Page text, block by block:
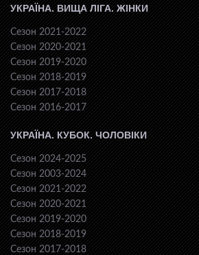
УКРАЇНА. ВИЩА ЛІГА. ЖІНКИ
Сезон 2021-2022
Сезон 2020-2021
Сезон 2019-2020
Сезон 2018-2019
Сезон 2017-2018
Сезон 2016-2017
УКРАЇНА. КУБОК. ЧОЛОВІКИ
Сезон 2024-2025
Сезон 2003-2024
Сезон 2021-2022
Сезон 2020-2021
Сезон 2019-2020
Сезон 2018-2019
Сезон 2017-2018